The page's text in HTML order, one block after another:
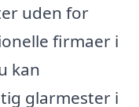
uden for
firmaer i
kan
glarmester i